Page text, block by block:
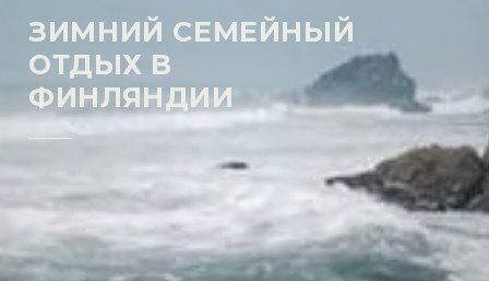
ЗИМНИЙ СЕМЕЙНЫЙ
ОТДЫХ В
ФИНЛЯНДИИ